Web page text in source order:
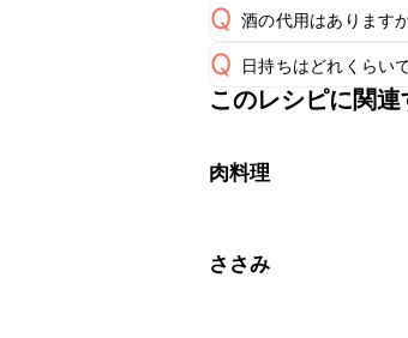
A
Q 酒の代用はあります
A
Q 日持ちはどれくらい
保存期間は冷蔵で当
※日持ちは目安です。
このレシピに関連
肉料理
ささみ